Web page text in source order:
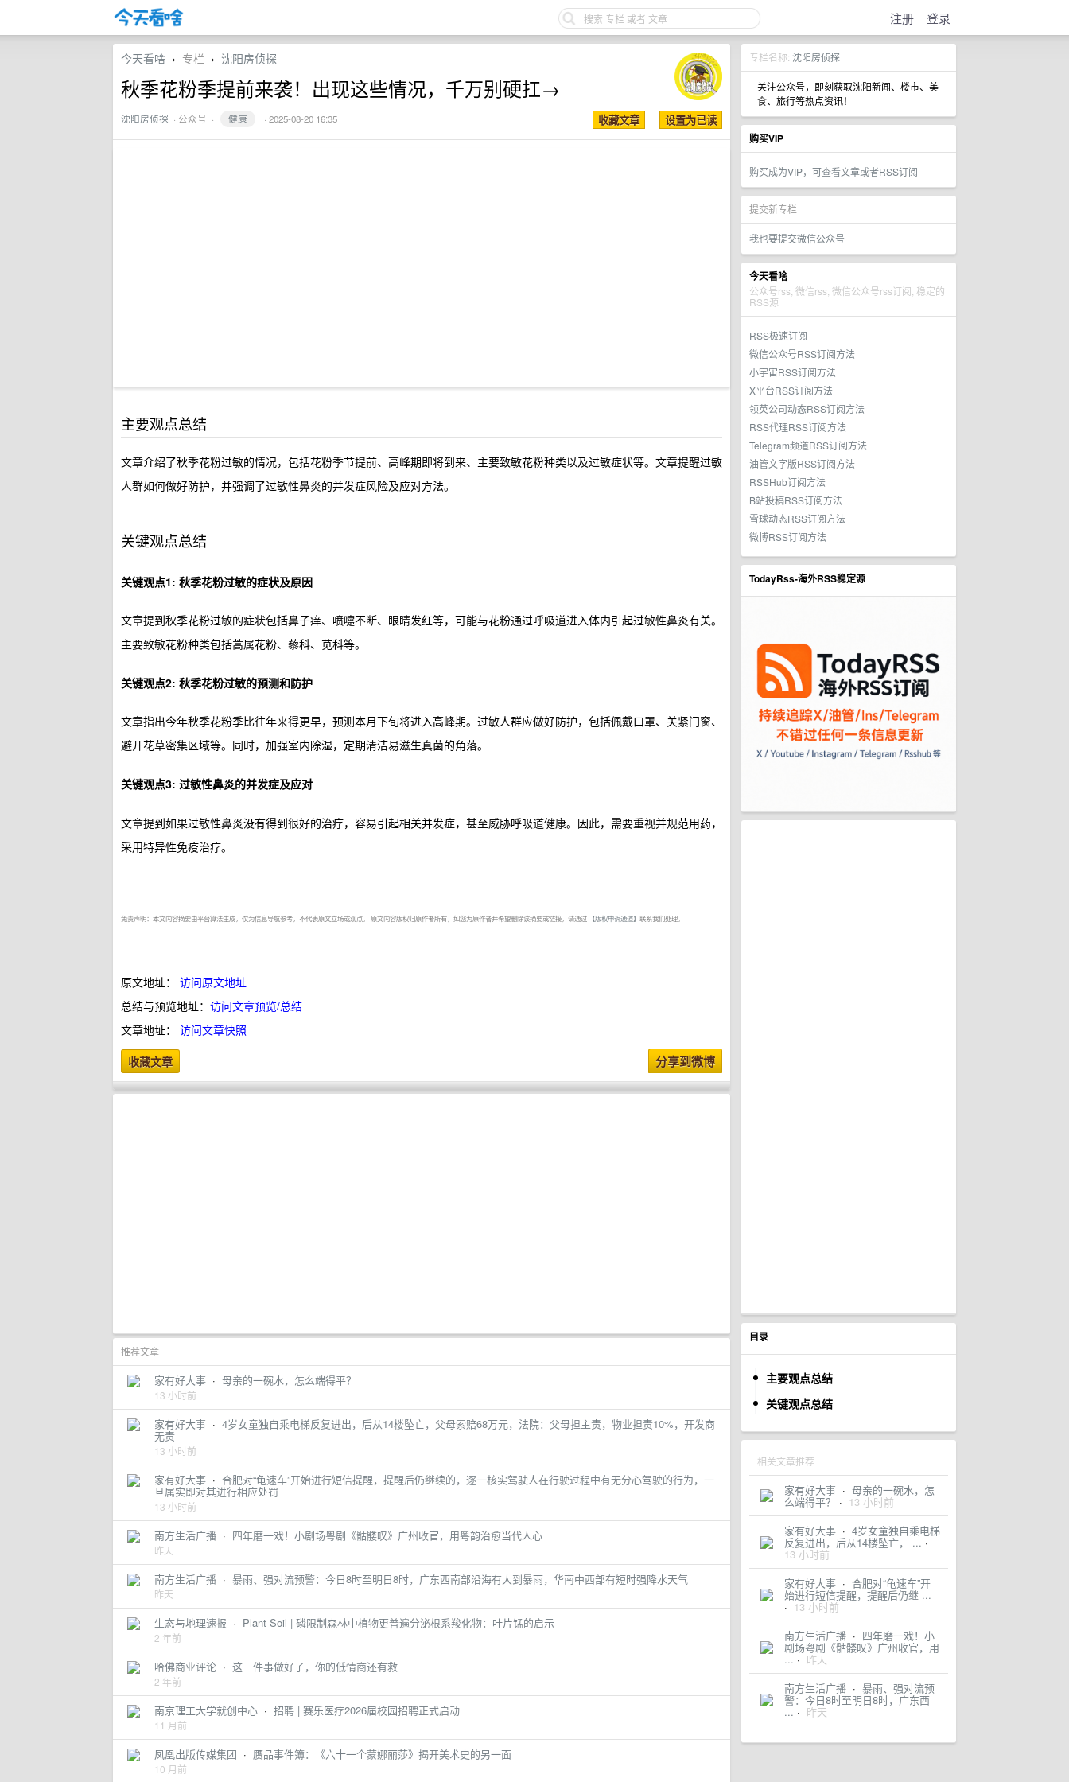
注册 登录
专栏名称: 沈阳房侦探
关注公众号，即刻获取沈阳新闻、楼市、美
食、旅行等热点资讯！
购买VIP
购买成为VIP，可查看文章或者RSS订阅
提交新专栏
我也要提交微信公众号
今天看啥
公众号rss, 微信rss, 微信公众号rss订阅, 稳定的
RSS源
RSS极速订阅
微信公众号RSS订阅方法
小宇宙RSS订阅方法
X平台RSS订阅方法
领英公司动态RSS订阅方法
RSS代理RSS订阅方法
Telegram频道RSS订阅方法
油管文字版RSS订阅方法
RSSHub订阅方法
B站投稿RSS订阅方法
雪球动态RSS订阅方法
微博RSS订阅方法
TodayRss-海外RSS稳定源
目录
主要观点总结
关键观点总结
相关文章推荐
家有好大事 · 母亲的一碗水，怎
么端得平？ · 13 小时前
家有好大事 · 4岁女童独自乘电梯
反复进出，后从14楼坠亡， ... ·
13 小时前
家有好大事 · 合肥对“龟速车”开
始进行短信提醒，提醒后仍继 ...
· 13 小时前
南方生活广播 · 四年磨一戏！小
剧场粤剧《骷髅叹》广州收官，用
... · 昨天
南方生活广播 · 暴雨、强对流预
警：今日8时至明日8时，广东西
... · 昨天
今天看啥 › 专栏 › 沈阳房侦探
秋季花粉季提前来袭！出现这些情况，千万别硬扛→
沈阳房侦探 · 公众号 · 健康 · 2025-08-20 16:35
主要观点总结
文章介绍了秋季花粉过敏的情况，包括花粉季节提前、高峰期即将到来、主要致敏花粉种类以及过敏症状等。文章提醒过敏
人群如何做好防护，并强调了过敏性鼻炎的并发症风险及应对方法。
关键观点总结
关键观点1: 秋季花粉过敏的症状及原因
文章提到秋季花粉过敏的症状包括鼻子痒、喷嚏不断、眼睛发红等，可能与花粉通过呼吸道进入体内引起过敏性鼻炎有关。
主要致敏花粉种类包括蒿属花粉、藜科、苋科等。
关键观点2: 秋季花粉过敏的预测和防护
文章指出今年秋季花粉季比往年来得更早，预测本月下旬将进入高峰期。过敏人群应做好防护，包括佩戴口罩、关紧门窗、
避开花草密集区域等。同时，加强室内除湿，定期清洁易滋生真菌的角落。
关键观点3: 过敏性鼻炎的并发症及应对
文章提到如果过敏性鼻炎没有得到很好的治疗，容易引起相关并发症，甚至威胁呼吸道健康。因此，需要重视并规范用药，
采用特异性免疫治疗。
免责声明：本文内容摘要由平台算法生成，仅为信息导航参考，不代表原文立场或观点。 原文内容版权归原作者所有，如您为原作者并希望删除该摘要或链接，请通过 【版权申诉通道】 联系我们处理。
原文地址： 访问原文地址
总结与预览地址： 访问文章预览/总结
文章地址： 访问文章快照
分享到微博
推荐文章
家有好大事 · 母亲的一碗水，怎么端得平？
13 小时前
家有好大事 · 4岁女童独自乘电梯反复进出，后从14楼坠亡，父母索赔68万元，法院：父母担主责，物业担责10%，开发商
无责
13 小时前
家有好大事 · 合肥对“龟速车”开始进行短信提醒，提醒后仍继续的，逐一核实驾驶人在行驶过程中有无分心驾驶的行为，一
旦属实即对其进行相应处罚
13 小时前
南方生活广播 · 四年磨一戏！小剧场粤剧《骷髅叹》广州收官，用粤韵治愈当代人心
昨天
南方生活广播 · 暴雨、强对流预警：今日8时至明日8时，广东西南部沿海有大到暴雨，华南中西部有短时强降水天气
昨天
生态与地理速报 · Plant Soil | 磷限制森林中植物更普遍分泌根系羧化物：叶片锰的启示
2 年前
哈佛商业评论 · 这三件事做好了，你的低情商还有救
2 年前
南京理工大学就创中心 · 招聘 | 赛乐医疗2026届校园招聘正式启动
11 月前
凤凰出版传媒集团 · 赝品事件簿：《六十一个蒙娜丽莎》揭开美术史的另一面
10 月前